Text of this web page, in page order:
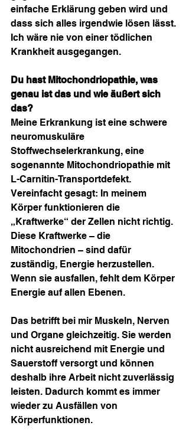
einfache Erklärung geben wird und
dass sich alles irgendwie lösen lässt.
Ich wäre nie von einer tödlichen
Krankheit ausgegangen.
Du hast Mitochondriopathie, was
genau ist das und wie äußert sich
das?
Meine Erkrankung ist eine schwere
neuromuskuläre
Stoffwechselerkrankung, eine
sogenannte Mitochondriopathie mit
L-Carnitin-Transportdefekt.
Vereinfacht gesagt: In meinem
Körper funktionieren die
„Kraftwerke“ der Zellen nicht richtig.
Diese Kraftwerke – die
Mitochondrien – sind dafür
zuständig, Energie herzustellen.
Wenn sie ausfallen, fehlt dem Körper
Energie auf allen Ebenen.
Das betrifft bei mir Muskeln, Nerven
und Organe gleichzeitig. Sie werden
nicht ausreichend mit Energie und
Sauerstoff versorgt und können
deshalb ihre Arbeit nicht zuverlässig
leisten. Dadurch kommt es immer
wieder zu Ausfällen von
Körperfunktionen.